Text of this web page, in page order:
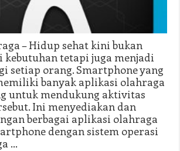
– Hidup sehat kini bukan
kebutuhan tetapi juga menjadi
setiap orang. Smartphone yang
banyak aplikasi olahraga
untuk mendukung aktivitas
Ini menyediakan dan
berbagai aplikasi olahraga
dengan sistem operasi
…